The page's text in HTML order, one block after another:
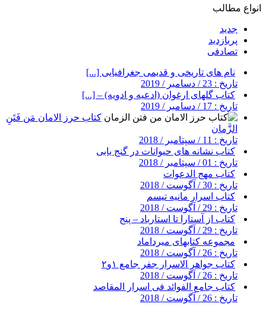
انواع مطالب
جدید
پربازدید
تصادفی
نام های تاریخی و قدیمی جغرافیایی [...]
تاریخ : 23 / دسامبر / 2019
کتاب گلهای ارغوان (ادعیه و ادویه) – [...]
تاریخ : 17 / دسامبر / 2019
کتاب حرز الامان مَن فَتَنِ
الزَّمان
تاریخ : 11 / سپتامبر / 2018
کتاب نشانه های حیوانات در گنج یابی
تاریخ : 01 / سپتامبر / 2018
کتاب مهج الدعوات
تاریخ : 30 / آگوست / 2018
کتاب اسرار مانیه تیسم
تاریخ : 29 / آگوست / 2018
کتاب از آستارا تا استارباد – پنج
تاریخ : 29 / آگوست / 2018
مجموعه کتابهای میرداماد
تاریخ : 26 / آگوست / 2018
کتاب جواهر الاسرار جفر جامع ۱و۲
تاریخ : 26 / آگوست / 2018
کتاب جامع الفوائد فی اسرار المقاصد
تاریخ : 26 / آگوست / 2018